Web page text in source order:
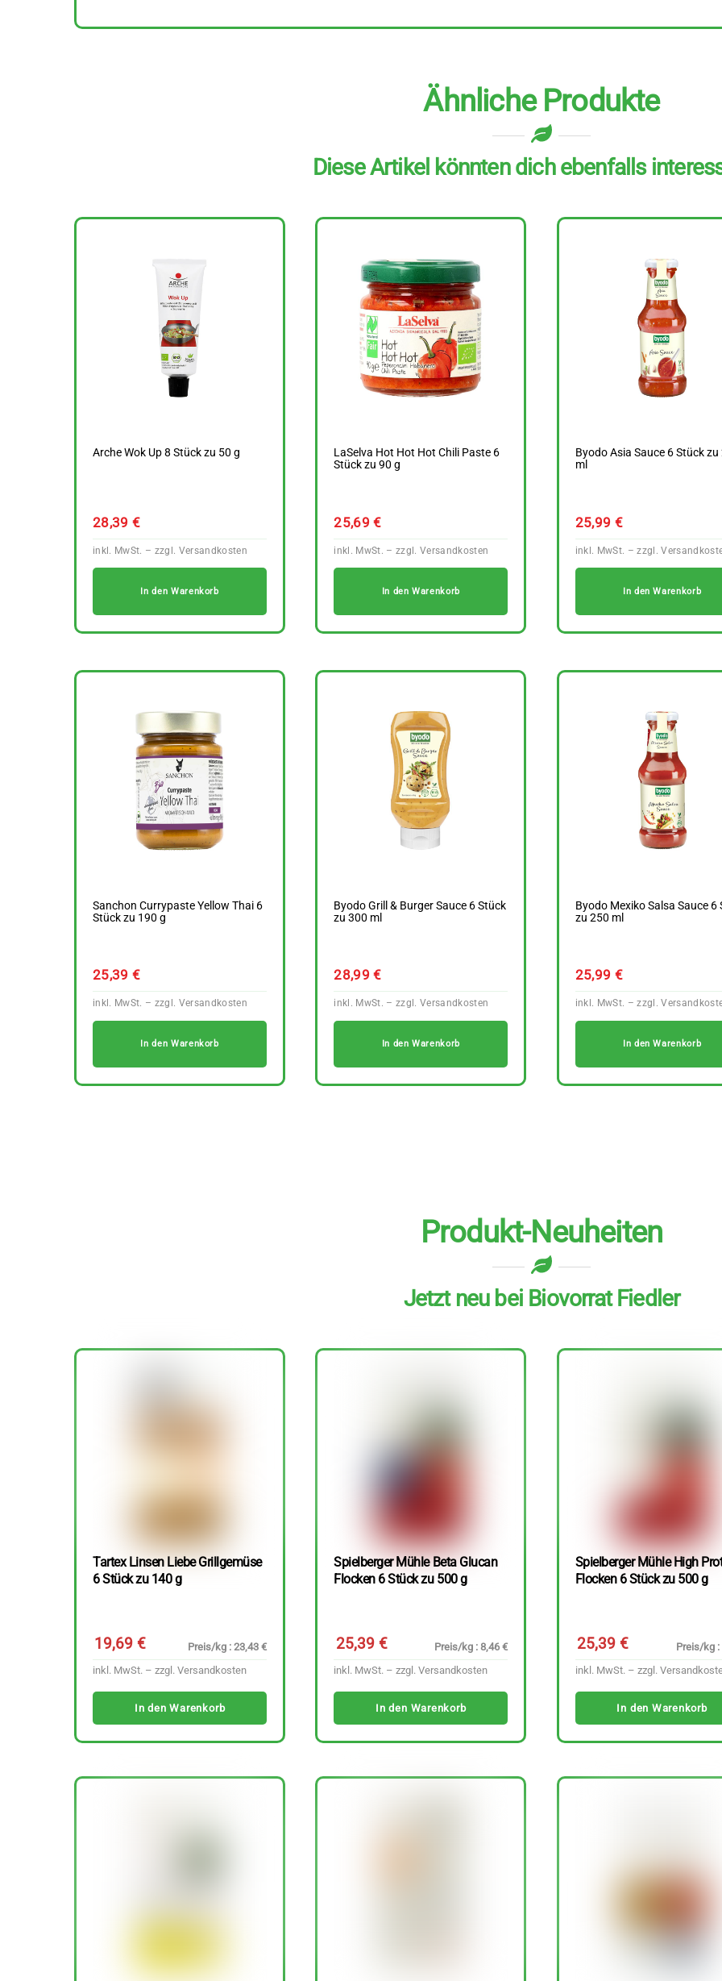
Ähnliche Produkte
Diese Artikel könnten dich ebenfalls
Arche Wok Up 8 Stück zu 50 g
28,39€
In den Warenkorb
LaSelva Hot Hot Hot Chili Paste 6
Stück zu 90 g
25,69€
In den Warenkorb
Byodo Asia Sauce 6 Stück zu
ml
25,99 €
In den Warenkorb
Sanchon Currypaste Yellow Thai 6
Stück zu 190 g
25,39€
In den Warenkorb
Byodo Grill & Burger Sauce 6 Stück
zu 300 ml
28,99€
In den Warenkorb
Byodo Mexiko Salsa Sauce 6
zu 250 ml
25,99 €
In den Warenkorb
Produkt-Neuheiten
Jetzt neu bei Biovorrat Fiedler
Tartex Linsen Liebe Grillgemüse
6 Stück zu 140 g
19,69€
Preis/kg : 23,43 €
inkl. MwSt. – zzgl. Versandkosten
In den Warenkorb
Spielberger Mühle Beta Glucan
Flocken 6 Stück zu 500 g
25,39 €
Preis/kg : 8,46 €
inkl. MwSt. – zzgl.Versandkosten
In den Warenkorb
Spielberger Mühle High
Flocken 6 Stück zu 500 g
25,39 €
Preis/kg :
inkl. MwSt. – zzgl.
In den Warenkorb